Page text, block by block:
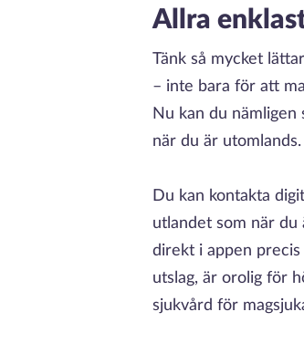
Allra
Tänk så mycket
– inte bara för att
Nu kan du
när du är utomlands.
Du kan kontakta
utlandet som när du
direkt i appen
utslag, är orolig för
sjukvård för